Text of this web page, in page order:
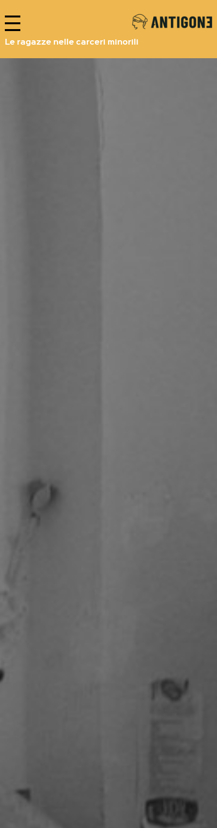
Le ragazze nelle carceri minorili